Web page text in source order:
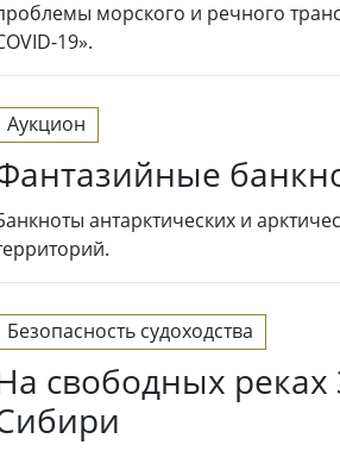
морского и речного
19».
Аукцион
антарктических и
Безопасность судоходства
свободных реках